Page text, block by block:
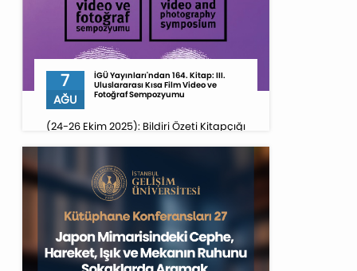
7
AĞU
İGÜ Yayınları'ndan 164. Kitap: III.
Uluslararası Kısa Film Video ve
Fotoğraf Sempozyumu
(24-26 Ekim 2025): Bildiri Özeti Kitapçığı